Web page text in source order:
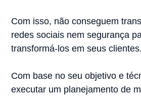
Com isso, não conseguem
redes sociais nem segurança
transformá-los em seus
Com base no seu objetivo e
executar um planejamento de